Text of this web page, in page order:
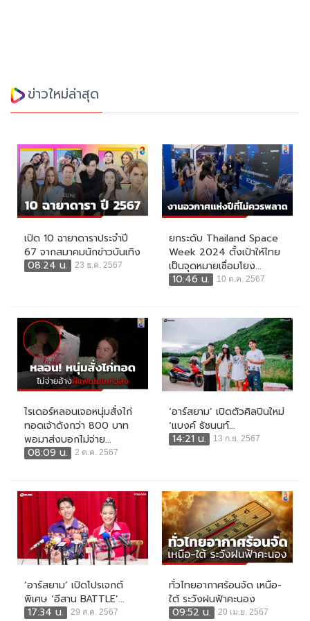
ข่าวใหม่ล่าสุด
เปิด 10 ฉายาดาราประจำปี
67 จากสมาคมนักข่าวบันเทิง
08:24 น.
23 ธ.ค. 2567
ยกระดับ Thailand Space
Week 2024 ตั้งเป้าให้ไทย
เป็นจุดหมายเชื่อมโยง...
10:46 น.
10 ต.ค. 2567
ไรเดอร์หลอนเจอหนุ่มสั่งไก่
ทอดเจ้าดังกว่า 800 บาท
พอมาส่งบอกไม่จ่าย...
08:09 น.
2 ต.ค. 2567
‘อาร์สยาม’ เปิดตัวศิลปินใหม่
‘แบงค์ ธัชนนท์...
14:21 น.
13 ก.ย. 2567
‘อาร์สยาม’ เปิดโปรเจกต์
พิเศษ ‘อีสาน BATTLE’...
17:34 น.
29 ส.ค. 2567
ทั่วไทยอากาศร้อนจัด เหนือ-
ใต้ ระวังฝนฟ้าคะนอง
09:52 น.
20 เม.ย. 2567